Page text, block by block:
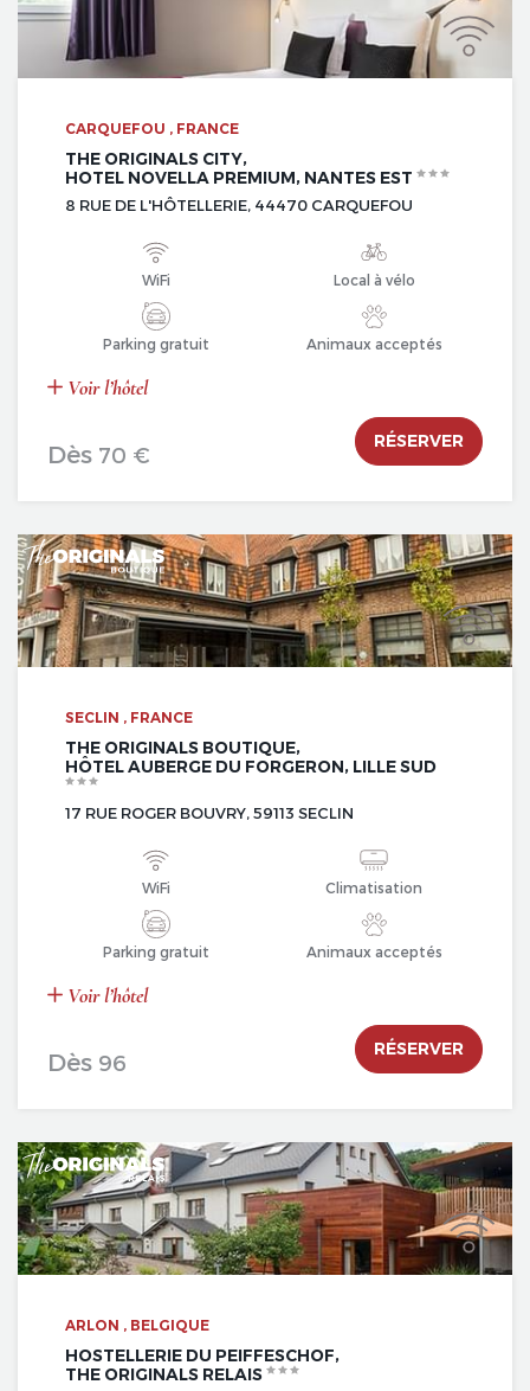
CARQUEFOU , FRANCE
THE ORIGINALS CITY,
HOTEL NOVELLA PREMIUM, NANTES EST
8 RUE DE L'HÔTELLERIE, 44470 CARQUEFOU
WiFi Local à vélo
Parking gratuit Animaux acceptés
Voir l’hôtel
Dès 70 €
RÉSERVER
SECLIN , FRANCE
THE ORIGINALS BOUTIQUE,
HÔTEL AUBERGE DU FORGERON, LILLE SUD
17 RUE ROGER BOUVRY, 59113 SECLIN
WiFi Climatisation
Parking gratuit Animaux acceptés
Voir l’hôtel
Dès 96
RÉSERVER
ARLON , BELGIQUE
HOSTELLERIE DU PEIFFESCHOF,
THE ORIGINALS RELAIS